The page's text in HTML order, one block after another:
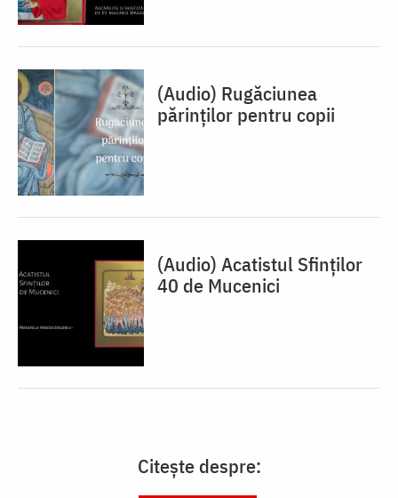
(Audio) Rugăciunea
părinților pentru copii
(Audio) Acatistul Sfinților
40 de Mucenici
Citește despre: